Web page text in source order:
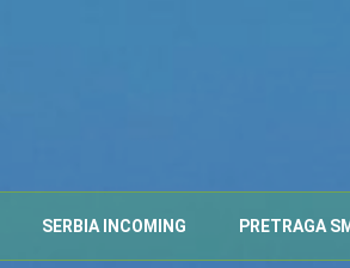
SERBIA INCOMING PRETRAGA